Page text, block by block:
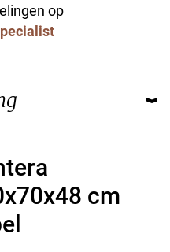
op
cm